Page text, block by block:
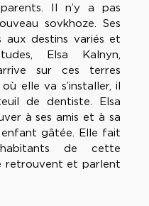
Il n’y a pas
sovkhoze. Ses
aux destins variés et
Elsa Kalnyn,
sur ces terres
elle va s’installer, il
de dentiste. Elsa
à ses amis et à sa
enfant gâtée. Elle fait
de cette
retrouvent et parlent